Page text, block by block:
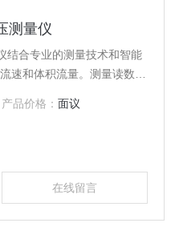
测量仪
结合专业的测量技术和智能
速和体积流量。测量读数可
电子邮件直接发送。
产品价格： 面议
在线留言